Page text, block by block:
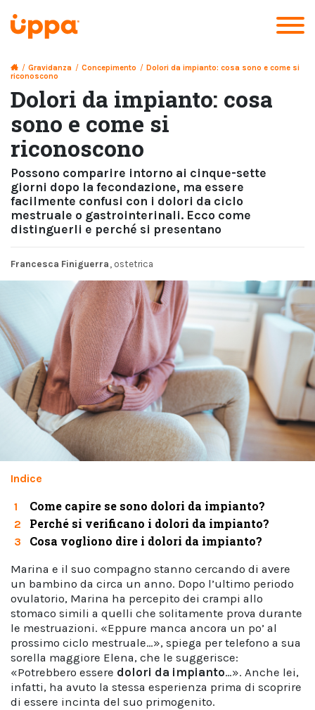
/ Gravidanza / Concepimento / Dolori da impianto: cosa sono e come si
riconoscono
Dolori da impianto: cosa
sono e come si
riconoscono
Possono comparire intorno ai cinque-sette
giorni dopo la fecondazione, ma essere
facilmente confusi con i dolori da ciclo
mestruale o gastrointerinali. Ecco come
distinguerli e perché si presentano
Francesca Finiguerra , ostetrica
Indice
1 Come capire se sono dolori da impianto?
2 Perché si verificano i dolori da impianto?
3 Cosa vogliono dire i dolori da impianto?
Marina e il suo compagno stanno cercando di avere
un bambino da circa un anno. Dopo l’ultimo periodo
ovulatorio, Marina ha percepito dei crampi allo
stomaco simili a quelli che solitamente prova durante
le mestruazioni. «Eppure manca ancora un po’ al
prossimo ciclo mestruale…», spiega per telefono a sua
sorella maggiore Elena, che le suggerisce:
«Potrebbero essere dolori da impianto…». Anche lei,
infatti, ha avuto la stessa esperienza prima di scoprire
di essere incinta del suo primogenito.